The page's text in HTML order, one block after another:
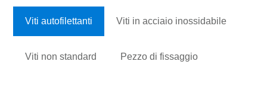
Viti autofilettanti Viti in acciaio inossidabile
Viti non standard Pezzo di fissaggio